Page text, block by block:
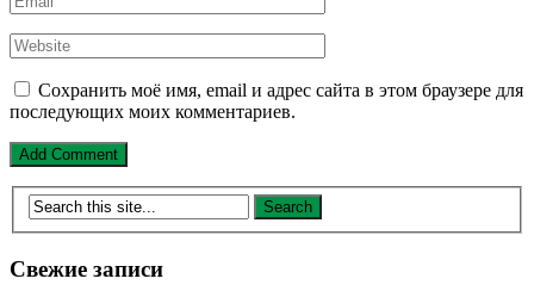
Сохранить моё имя, email и адрес сайта в этом браузере для
последующих моих комментариев.
Свежие записи